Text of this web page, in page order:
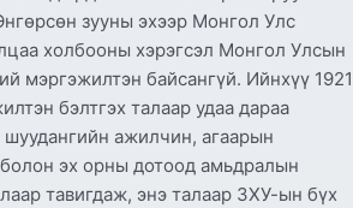
зууны эхээр Монгол Улс
холбооны хэрэгсэл Монгол Улсын
мэргэжилтэн байсангүй. Ийнхүү 1921
бэлтгэх талаар удаа дараа
шуудангийн ажилчин, агаарын
эх орны дотоод амьдралын
тавигдаж, энэ талаар ЗХУ-ын бүх